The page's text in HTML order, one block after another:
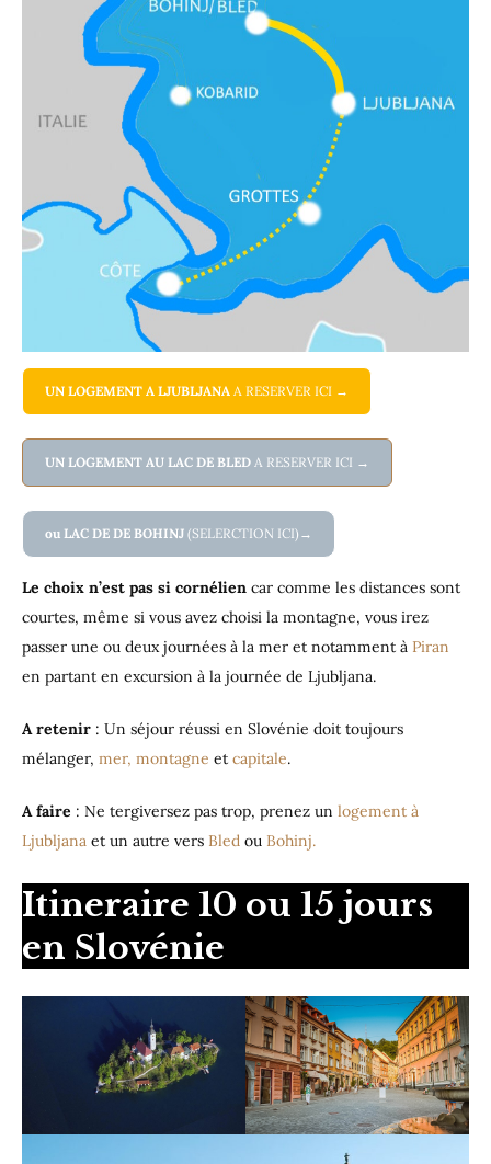
UN LOGEMENT A LJUBLJANA A RESERVER ICI →
UN LOGEMENT AU LAC DE BLED A RESERVER ICI →
ou LAC DE DE BOHINJ (SELERCTION ICI) →
Le choix n’est pas si cornélien car comme les distances sont
courtes, même si vous avez choisi la montagne, vous irez
passer une ou deux journées à la mer et notamment à Piran
en partant en excursion à la journée de Ljubljana.
A retenir : Un séjour réussi en Slovénie doit toujours
mélanger, mer, montagne et capitale.
A faire : Ne tergiversez pas trop, prenez un logement à
Ljubljana et un autre vers Bled ou Bohinj.
Itineraire 10 ou 15 jours
en Slovénie